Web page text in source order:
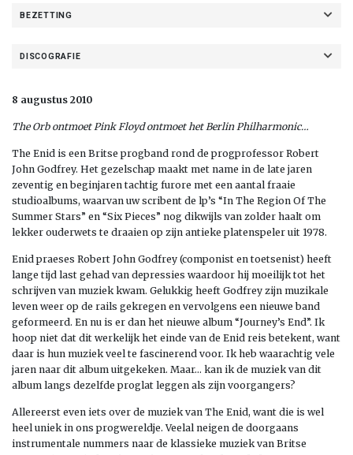
BEZETTING
DISCOGRAFIE
8 augustus 2010
The Orb ontmoet Pink Floyd ontmoet het Berlin Philharmonic…
The Enid is een Britse progband rond de progprofessor Robert
John Godfrey. Het gezelschap maakt met name in de late jaren
zeventig en beginjaren tachtig furore met een aantal fraaie
studioalbums, waarvan uw scribent de lp’s “In The Region Of The
Summer Stars” en “Six Pieces” nog dikwijls van zolder haalt om
lekker ouderwets te draaien op zijn antieke platenspeler uit 1978.
Enid praeses Robert John Godfrey (componist en toetsenist) heeft
lange tijd last gehad van depressies waardoor hij moeilijk tot het
schrijven van muziek kwam. Gelukkig heeft Godfrey zijn muzikale
leven weer op de rails gekregen en vervolgens een nieuwe band
geformeerd. En nu is er dan het nieuwe album “Journey’s End”. Ik
hoop niet dat dit werkelijk het einde van de Enid reis betekent, want
daar is hun muziek veel te fascinerend voor. Ik heb waarachtig vele
jaren naar dit album uitgekeken. Maar… kan ik de muziek van dit
album langs dezelfde proglat leggen als zijn voorgangers?
Allereerst even iets over de muziek van The Enid, want die is wel
heel uniek in ons progwereldje. Veelal neigen de doorgaans
instrumentale nummers naar de klassieke muziek van Britse